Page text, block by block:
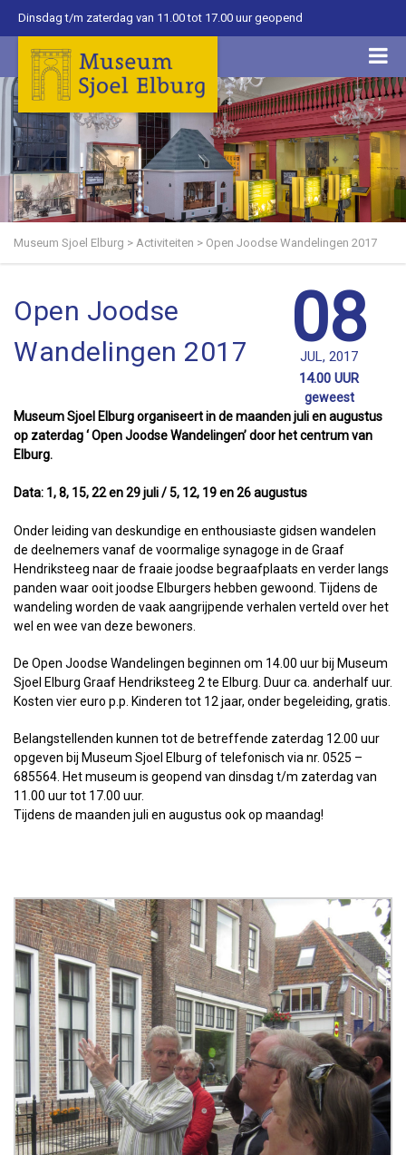
Dinsdag t/m zaterdag van 11.00 tot 17.00 uur geopend
Museum Sjoel Elburg > Activiteiten > Open Joodse Wandelingen 2017
Open Joodse
Wandelingen 2017
08
JUL, 2017
14.00 UUR
geweest
Museum Sjoel Elburg organiseert in de maanden juli en augustus
op zaterdag ‘ Open Joodse Wandelingen’ door het centrum van
Elburg.
Data: 1, 8, 15, 22 en 29 juli / 5, 12, 19 en 26 augustus
Onder leiding van deskundige en enthousiaste gidsen wandelen
de deelnemers vanaf de voormalige synagoge in de Graaf
Hendriksteeg naar de fraaie joodse begraafplaats en verder langs
panden waar ooit joodse Elburgers hebben gewoond. Tijdens de
wandeling worden de vaak aangrijpende verhalen verteld over het
wel en wee van deze bewoners.
De Open Joodse Wandelingen beginnen om 14.00 uur bij Museum
Sjoel Elburg Graaf Hendriksteeg 2 te Elburg. Duur ca. anderhalf uur.
Kosten vier euro p.p. Kinderen tot 12 jaar, onder begeleiding, gratis.
Belangstellenden kunnen tot de betreffende zaterdag 12.00 uur
opgeven bij Museum Sjoel Elburg of telefonisch via nr. 0525 –
685564. Het museum is geopend van dinsdag t/m zaterdag van
11.00 uur tot 17.00 uur.
Tijdens de maanden juli en augustus ook op maandag!